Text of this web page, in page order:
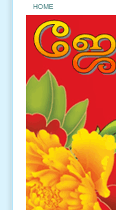
HOME